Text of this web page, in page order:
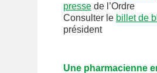
presse de l’Ordre
Consulter le billet de
président
Une pharmacienne